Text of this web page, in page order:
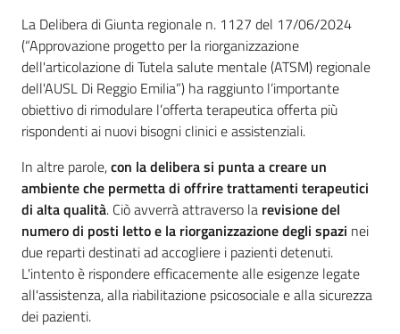
La Delibera di Giunta regionale n. 1127 del 17/06/2024
(“Approvazione progetto per la riorganizzazione
dell'articolazione di Tutela salute mentale (ATSM) regionale
dell'AUSL Di Reggio Emilia”) ha raggiunto l’importante
obiettivo di rimodulare l’offerta terapeutica offerta più
rispondenti ai nuovi bisogni clinici e assistenziali.
In altre parole,con la delibera si punta a creare un
ambiente che permetta di offrire trattamenti terapeutici
di alta qualità. Ciò avverrà attraverso la revisione del
numero di posti letto e la riorganizzazione degli spazi nei
due reparti destinati ad accogliere i pazienti detenuti.
L'intento è rispondere efficacemente alle esigenze legate
all'assistenza, alla riabilitazione psicosociale e alla sicurezza
dei pazienti.